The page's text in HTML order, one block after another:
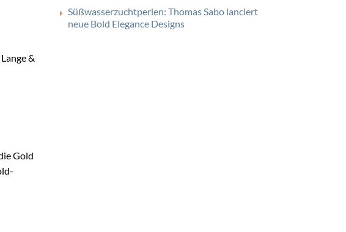
&
Gold
Süßwasserzuchtperlen: Thomas Sabo lanciert
neue Bold Elegance Designs